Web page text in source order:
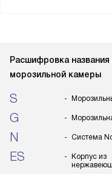
Расшифровка
морозильной камеры
S
G
N Система
ES
Корпус из